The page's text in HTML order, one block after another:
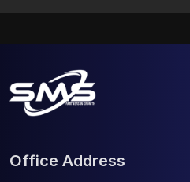
commitment and amplify
offering various incentives
deals, and exclusive event
example is the Caesars […]
Office Address